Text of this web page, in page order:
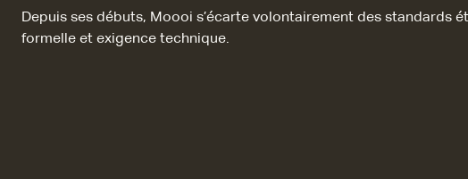
Depuis ses débuts, Moooi s’écarte volontairement des
formelle et exigence technique.